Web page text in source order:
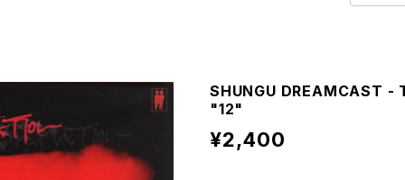
SHUNGU DREAMCAST -
"12"
¥2,400